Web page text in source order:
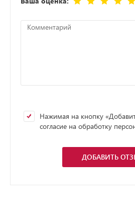
Нажимая на кнопку
согласие на обработку
ДОБАВИТЬ